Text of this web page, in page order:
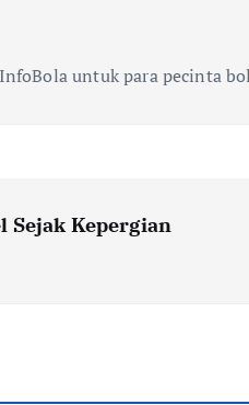
untuk para pecinta
Sejak Kepergian